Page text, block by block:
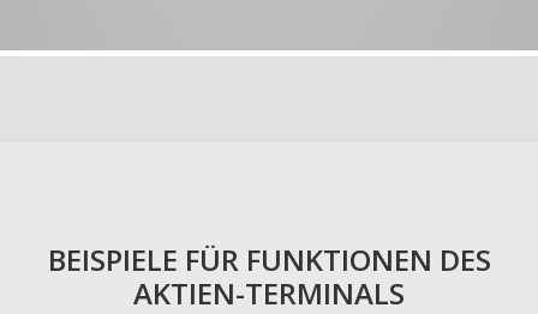
BEISPIELE FÜR FUNKTIONEN DES
AKTIEN-TERMINALS